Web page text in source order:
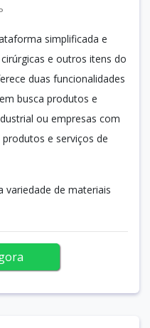
simplificada e
e outros itens do
duas funcionalidades
busca produtos e
ou empresas com
e serviços de
de materiais